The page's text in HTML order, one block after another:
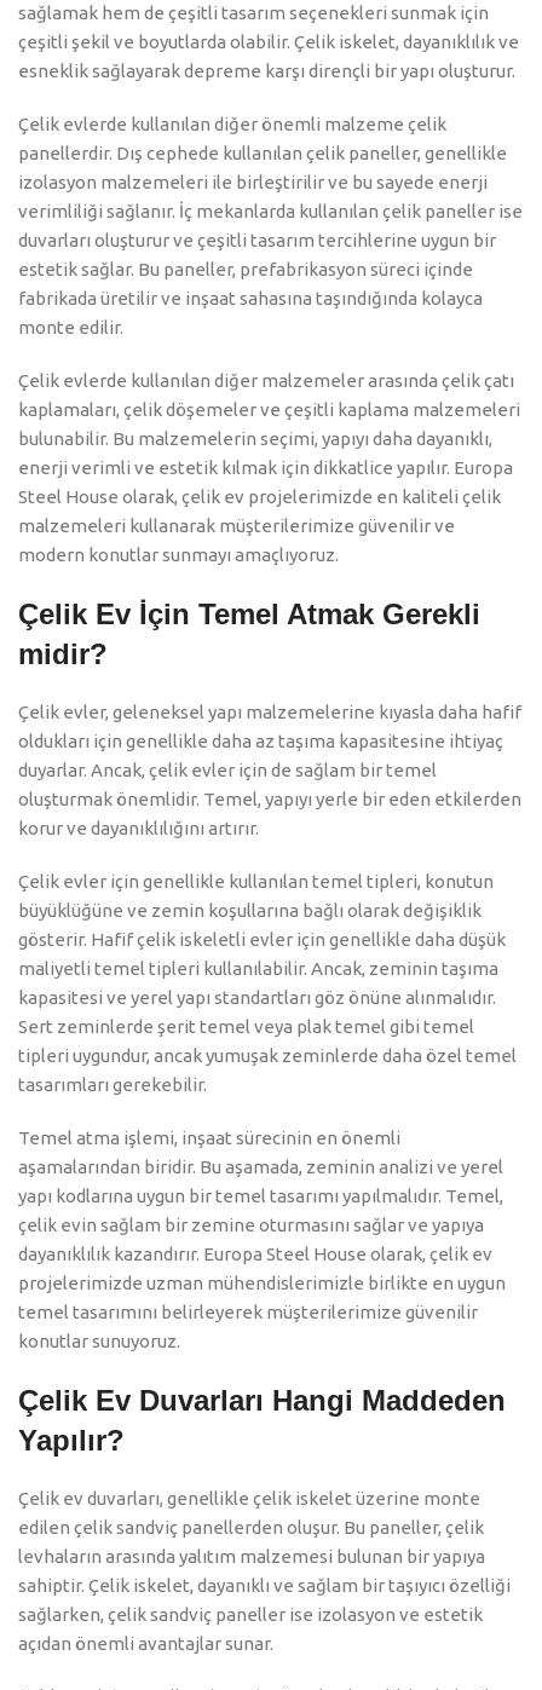
sağlamak hem de çeşitli tasarım seçenekleri sunmak için
çeşitli şekil ve boyutlarda olabilir. Çelik iskelet, dayanıklılık ve
esneklik sağlayarak depreme karşı dirençli bir yapı oluşturur.
Çelik evlerde kullanılan diğer önemli malzeme çelik
panellerdir. Dış cephede kullanılan çelik paneller, genellikle
izolasyon malzemeleri ile birleştirilir ve bu sayede enerji
verimliliği sağlanır. İç mekanlarda kullanılan çelik paneller ise
duvarları oluşturur ve çeşitli tasarım tercihlerine uygun bir
estetik sağlar. Bu paneller, prefabrikasyon süreci içinde
fabrikada üretilir ve inşaat sahasına taşındığında kolayca
monte edilir.
Çelik evlerde kullanılan diğer malzemeler arasında çelik çatı
kaplamaları, çelik döşemeler ve çeşitli kaplama malzemeleri
bulunabilir. Bu malzemelerin seçimi, yapıyı daha dayanıklı,
enerji verimli ve estetik kılmak için dikkatlice yapılır. Europa
Steel House olarak, çelik ev projelerimizde en kaliteli çelik
malzemeleri kullanarak müşterilerimize güvenilir ve
modern konutlar sunmayı amaçlıyoruz.
Çelik Ev İçin Temel Atmak Gerekli
midir?
Çelik evler, geleneksel yapı malzemelerine kıyasla daha hafif
oldukları için genellikle daha az taşıma kapasitesine ihtiyaç
duyarlar. Ancak, çelik evler için de sağlam bir temel
oluşturmak önemlidir. Temel, yapıyı yerle bir eden etkilerden
korur ve dayanıklılığını artırır.
Çelik evler için genellikle kullanılan temel tipleri, konutun
büyüklüğüne ve zemin koşullarına bağlı olarak değişiklik
gösterir. Hafif çelik iskeletli evler için genellikle daha düşük
maliyetli temel tipleri kullanılabilir. Ancak, zeminin taşıma
kapasitesi ve yerel yapı standartları göz önüne alınmalıdır.
Sert zeminlerde şerit temel veya plak temel gibi temel
tipleri uygundur, ancak yumuşak zeminlerde daha özel temel
tasarımları gerekebilir.
Temel atma işlemi, inşaat sürecinin en önemli
aşamalarından biridir. Bu aşamada, zeminin analizi ve yerel
yapı kodlarına uygun bir temel tasarımı yapılmalıdır. Temel,
çelik evin sağlam bir zemine oturmasını sağlar ve yapıya
dayanıklılık kazandırır. Europa Steel House olarak, çelik ev
projelerimizde uzman mühendislerimizle birlikte en uygun
temel tasarımını belirleyerek müşterilerimize güvenilir
konutlar sunuyoruz.
Çelik Ev Duvarları Hangi Maddeden
Yapılır?
Çelik ev duvarları, genellikle çelik iskelet üzerine monte
edilen çelik sandviç panellerden oluşur. Bu paneller, çelik
levhaların arasında yalıtım malzemesi bulunan bir yapıya
sahiptir. Çelik iskelet, dayanıklı ve sağlam bir taşıyıcı özelliği
sağlarken, çelik sandviç paneller ise izolasyon ve estetik
açıdan önemli avantajlar sunar.